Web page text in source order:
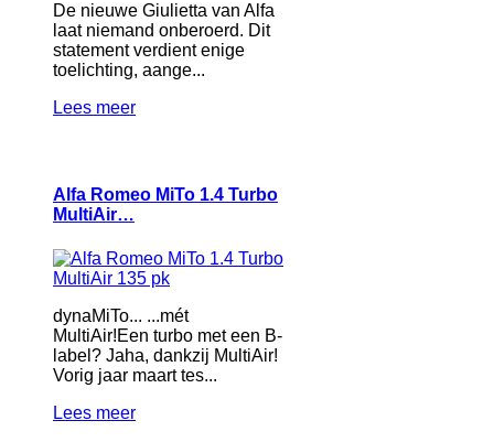
De nieuwe Giulietta van Alfa
laat niemand onberoerd. Dit
statement verdient enige
toelichting, aange...
Lees meer
Alfa Romeo MiTo 1.4 Turbo
MultiAir…
dynaMiTo... ...mét
MultiAir!Een turbo met een B-
label? Jaha, dankzij MultiAir!
Vorig jaar maart tes...
Lees meer